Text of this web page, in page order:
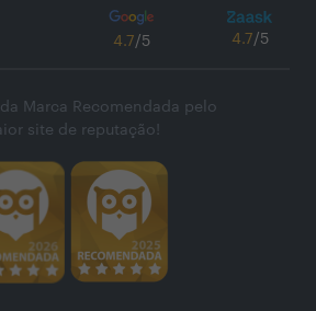
4.7/5 4.7/5
Marca Recomendada pelo
site de reputação!